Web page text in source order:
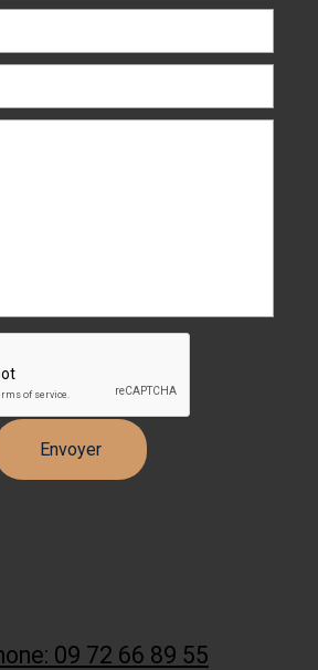
09 72 66 89 55